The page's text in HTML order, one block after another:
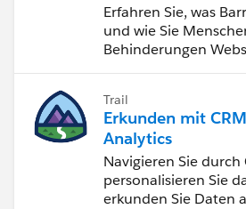
Erfahren Sie, was
und wie Sie
Behinderungen
Trail
Erkunden mit CRM
Analytics
Navigieren Sie durch
personalisieren Sie
erkunden Sie Daten